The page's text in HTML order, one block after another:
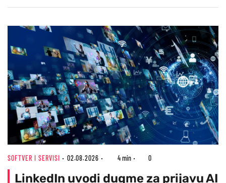
SOFTVER I SERVISI 02.08.2026 4 min 0
LinkedIn uvodi dugme za prijavu AI